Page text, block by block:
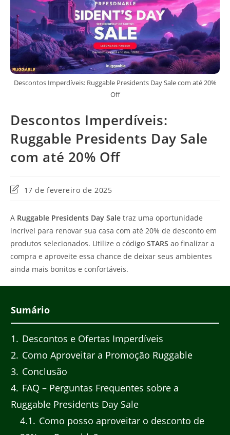
Descontos Imperdíveis: Ruggable Presidents Day Sale com até 20%
Off
Descontos Imperdíveis:
Ruggable Presidents Day Sale
com até 20% Off
Última
post:
17 de fevereiro de 2025
A Ruggable Presidents Day Sale traz uma oportunidade
incrível para renovar sua casa com até 20% de desconto em
produtos selecionados. Utilize o código STARS ao finalizar a
compra e aproveite essa chance de deixar seus ambientes
ainda mais bonitos e confortáveis.
Sumário
1
Descontos e Ofertas Imperdíveis
2 Como Aproveitar a Promoção Ruggable
3 Conclusão
4 FAQ – Perguntas Frequentes sobre a
Ruggable Presidents Day Sale
4.1
Como posso aproveitar o desconto de